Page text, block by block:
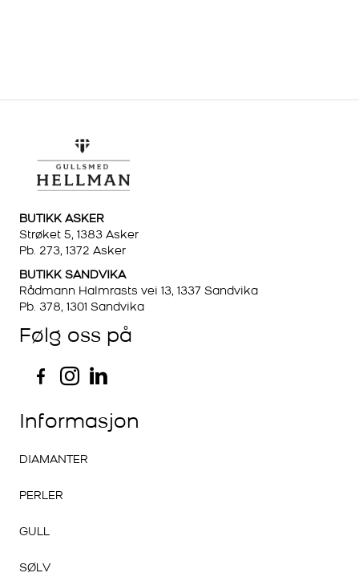
BUTIKK ASKER
Strøket 5, 1383 Asker
Pb. 273, 1372 Asker
BUTIKK SANDVIKA
Rådmann Halmrasts vei 13, 1337 Sandvika
Pb. 378, 1301 Sandvika
Følg oss på
Informasjon
DIAMANTER
PERLER
GULL
SØLV